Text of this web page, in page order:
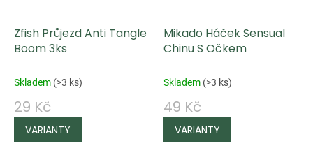
Zfish Průjezd Anti Tangle
Boom 3ks
Skladem (>3 ks)
29 Kč
Mikado Háček Sensual
Chinu S Očkem
Skladem (>3 ks)
49 Kč